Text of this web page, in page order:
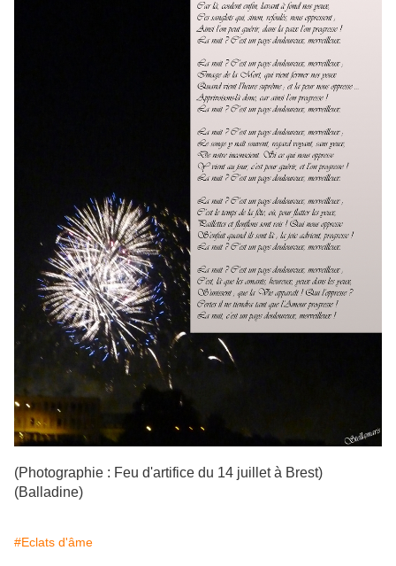
(Photographie : Feu d'artifice du 14 juillet à Brest)
(Balladine)
#Eclats d'âme